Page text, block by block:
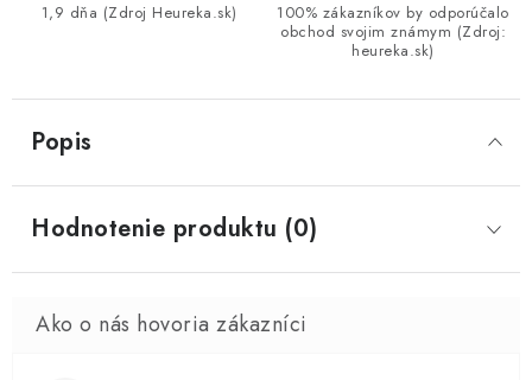
1,9 dňa (Zdroj Heureka.sk)
100% zákazníkov by odporúčalo
obchod svojim známym (Zdroj:
heureka.sk)
Popis
Hodnotenie produktu (0)